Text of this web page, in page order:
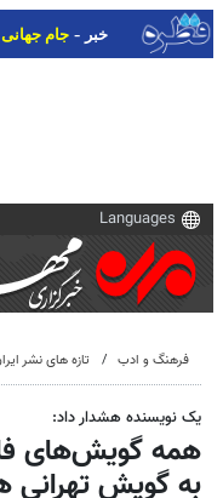
خبر - جام جهانی